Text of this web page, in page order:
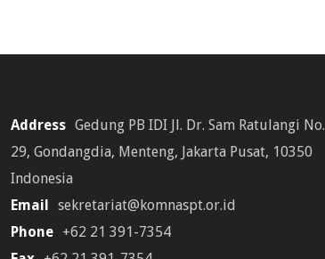
Address Gedung PB IDI Jl. Dr. Sam Ratulangi No.
29, Gondangdia, Menteng, Jakarta Pusat, 10350
Indonesia
Email sekretariat@komnaspt.or.id
Phone +62 21 391-7354